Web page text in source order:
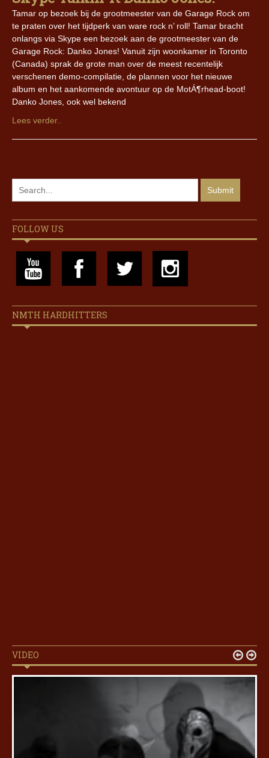
Tamar op bezoek bij de grootmeester van de Garage Rock om
te praten over het tijdperk van ware rock n’ roll! Tamar bracht
onlangs via Skype een bezoek aan de grootmeester van de
Garage Rock: Danko Jones! Vanuit zijn woonkamer in Toronto
(Canada) sprak de grote man over de meest recentelijk
verschenen demo-compilatie, de plannen voor het nieuwe
album en het aankomende avontuur op de MotÁ¶rhead-boot!
Danko Jones, ook wel bekend
Lees verder..
FOLLOW US
NMTH HARDHITTERS
VIDEO  